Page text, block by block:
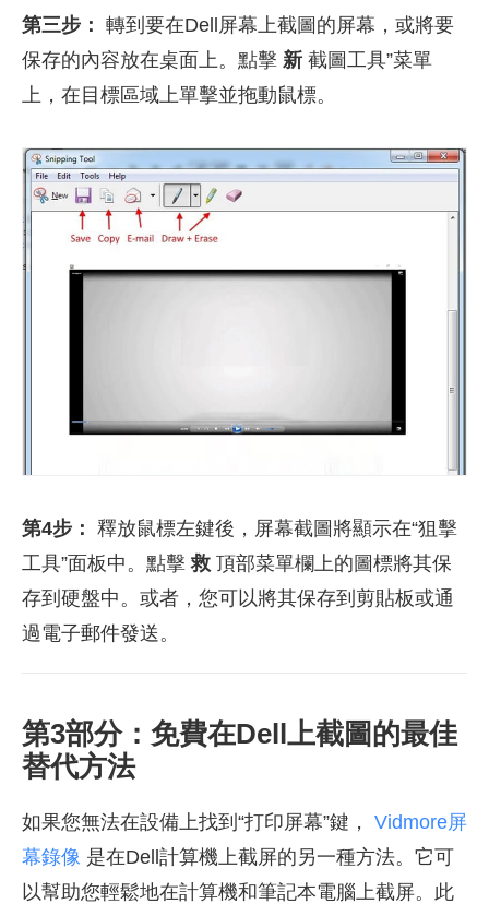
第三步： 轉到要在Dell屏幕上截圖的屏幕，或將要
保存的內容放在桌面上。點擊 新 截圖工具”菜單
上，在目標區域上單擊並拖動鼠標。
第4步： 釋放鼠標左鍵後，屏幕截圖將顯示在“狙擊
工具”面板中。點擊救 頂部菜單欄上的圖標將其保
存到硬盤中。或者，您可以將其保存到剪貼板或通
過電子郵件發送。
第3部分：免費在Dell上截圖的最佳
替代方法
如果您無法在設備上找到“打印屏幕”鍵， Vidmore屏
幕錄像 是在Dell計算機上截屏的另一種方法。它可
以幫助您輕鬆地在計算機和筆記本電腦上截屏。此